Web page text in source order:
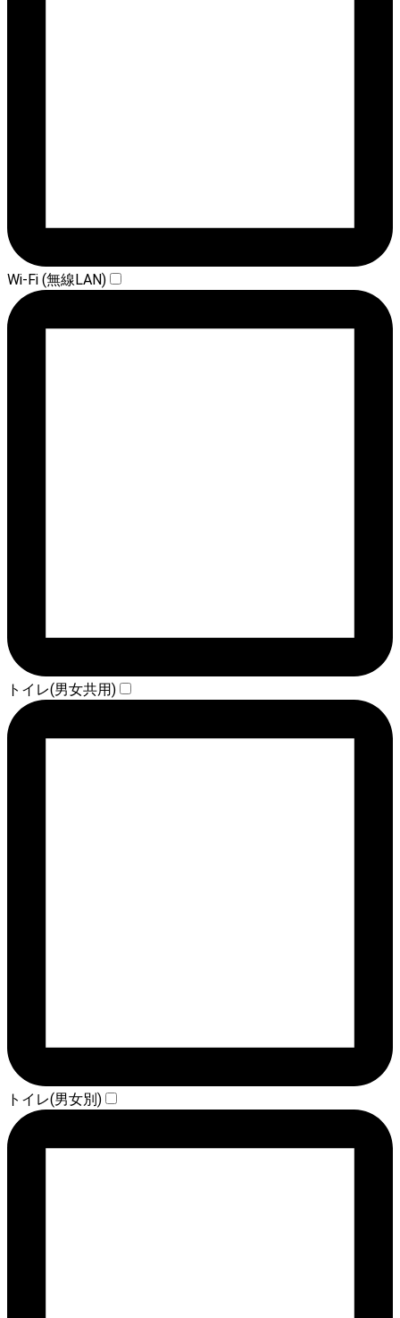
Wi-Fi (無線LAN)
トイレ(男女共用)
トイレ(男女別)